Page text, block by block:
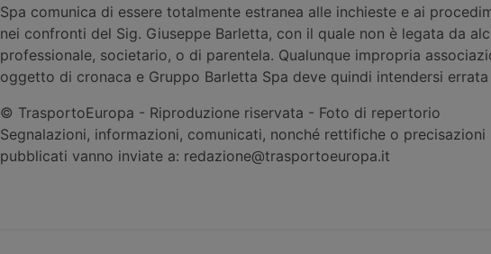
Spa comunica di essere totalmente estranea alle inchieste e ai
nei confronti del Sig. Giuseppe Barletta, con il quale non è legata da
professionale, societario, o di parentela. Qualunque impropria
oggetto di cronaca e Gruppo Barletta Spa deve quindi intendersi
© TrasportoEuropa - Riproduzione riservata - Foto di repertorio
Segnalazioni, informazioni, comunicati, nonché rettifiche o
pubblicati vanno inviate a: redazione@trasportoeuropa.it